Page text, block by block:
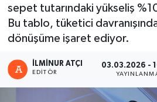
sepet tutarındaki yükseliş
Bu tablo, tüketici davranışında
dönüşüme işaret ediyor.
İLMINUR ATÇI
EDITÖR
03.03.2026 -